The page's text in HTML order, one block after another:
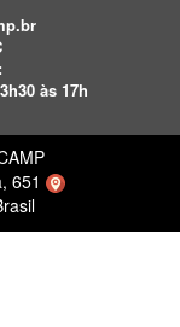
às 17h
651